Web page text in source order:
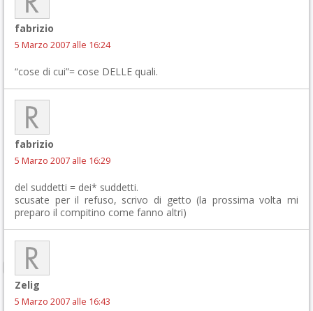
fabrizio
5 Marzo 2007 alle 16:24
“cose di cui”= cose DELLE quali.
fabrizio
5 Marzo 2007 alle 16:29
del suddetti = dei* suddetti.
scusate per il refuso, scrivo di getto (la prossima volta mi
preparo il compitino come fanno altri)
Zelig
5 Marzo 2007 alle 16:43